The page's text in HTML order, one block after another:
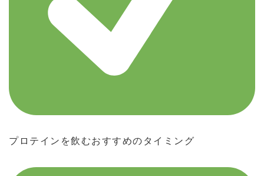
プロテインを飲むおすすめのタイミング